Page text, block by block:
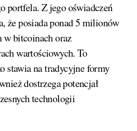
portfela. Z jego oświadczeń
że posiada ponad 5 milionów
w bitcoinach oraz
wartościowych. To
stawia na tradycyjne formy
dostrzega potencjał
technologii